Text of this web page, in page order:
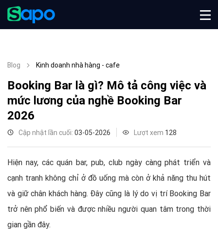
Blog Kinh doanh nhà hàng - cafe
Booking Bar là gì? Mô tả công việc và
mức lương của nghề Booking Bar
2026
Cập nhật lần cuối: 03-05-2026 Lượt xem 128
Hiện nay, các quán bar, pub, club ngày càng phát triển và
cạnh tranh không chỉ ở đồ uống mà còn ở khả năng thu hút
và giữ chân khách hàng. Đây cũng là lý do vị trí Booking Bar
trở nên phổ biến và được nhiều người quan tâm trong thời
gian gần đây.